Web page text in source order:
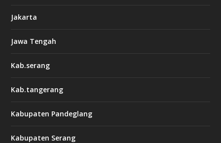
Jakarta
Jawa Tengah
Kab.serang
Kab.tangerang
Kabupaten Pandeglang
Kabupaten Serang